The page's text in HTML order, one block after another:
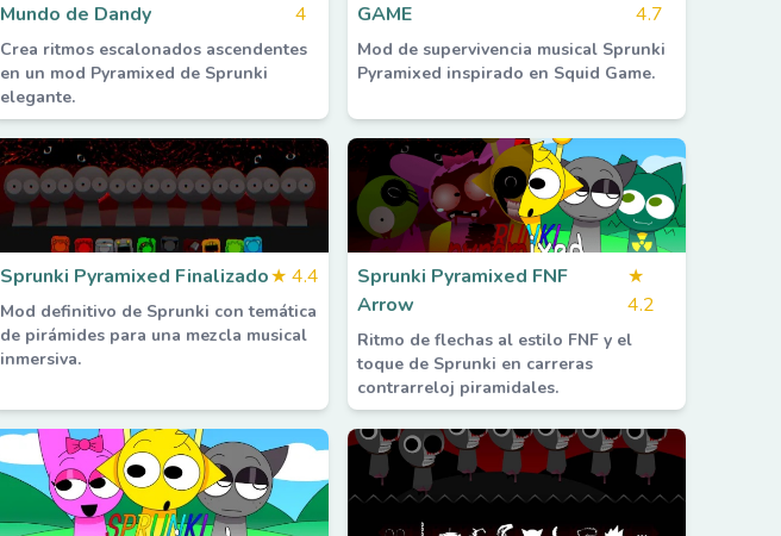
Mundo de Dandy
4
Crea ritmos escalonados ascendentes
en un mod Pyramixed de Sprunki
elegante.
GAME
4.7
Mod de supervivencia musical Sprunki
Pyramixed inspirado en Squid Game.
Sprunki Pyramixed Finalizado★ 4.4
Mod definitivo de Sprunki con temática
de pirámides para una mezcla musical
inmersiva.
Sprunki Pyramixed FNF
Arrow
★
4.2
Ritmo de flechas al estilo FNF y el
toque de Sprunki en carreras
contrarreloj piramidales.